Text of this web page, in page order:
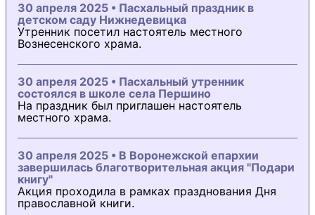
30 апреля 2025 • Пасхальный праздник в
детском саду Нижнедевицка
Утренник посетил настоятель местного
Вознесенского храма.
30 апреля 2025 • Пасхальный утренник
состоялся в школе села Першино
На праздник был приглашен настоятель
местного храма.
30 апреля 2025 • В Воронежской епархии
завершилась благотворительная акция "Подари
книгу"
Акция проходила в рамках празднования Дня
православной книги.